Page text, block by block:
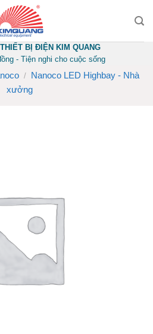
BỊ ĐIỆN KIM QUANG
- Tiện nghi cho cuộc sống
/
Nanoco LED Highbay - Nhà
xưởng